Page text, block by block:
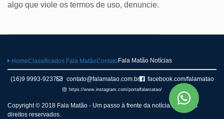
algo que viole os termos de uso, denuncie.
HomeClassificados Fala MatãoContato Fala Matão Notícias
(16)9 9993-9237 contato@falamatao.com.br facebook.com/falamatao
https://www.instagram.com/portalfalamatao/
Copyright © 2018 Fala Matão - Um passo à frente da notícia. Todos os
direitos reservados.